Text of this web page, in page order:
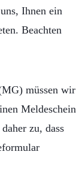
Ihnen ein
Beachten
müssen wir
Meldeschein
zu, dass